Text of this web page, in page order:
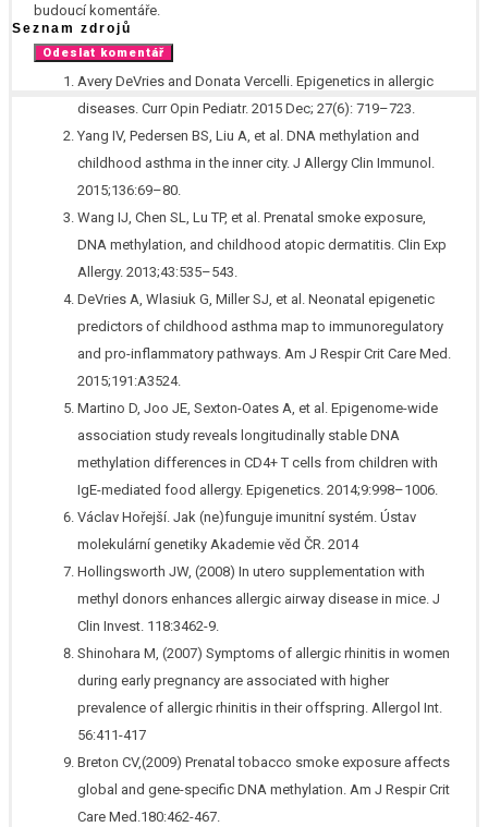
budoucí komentáře.
Seznam zdrojů
Avery DeVries and Donata Vercelli. Epigenetics in allergic
diseases. Curr Opin Pediatr. 2015 Dec; 27(6): 719–723.
Yang IV, Pedersen BS, Liu A, et al. DNA methylation and
childhood asthma in the inner city. J Allergy Clin Immunol.
2015;136:69–80.
Wang IJ, Chen SL, Lu TP, et al. Prenatal smoke exposure,
DNA methylation, and childhood atopic dermatitis. Clin Exp
Allergy. 2013;43:535–543.
DeVries A, Wlasiuk G, Miller SJ, et al. Neonatal epigenetic
predictors of childhood asthma map to immunoregulatory
and pro-inflammatory pathways. Am J Respir Crit Care Med.
2015;191:A3524.
Martino D, Joo JE, Sexton-Oates A, et al. Epigenome-wide
association study reveals longitudinally stable DNA
methylation differences in CD4+ T cells from children with
IgE-mediated food allergy. Epigenetics. 2014;9:998–1006.
Václav Hořejší. Jak (ne)funguje imunitní systém. Ústav
molekulární genetiky Akademie věd ČR. 2014
Hollingsworth JW, (2008) In utero supplementation with
methyl donors enhances allergic airway disease in mice. J
Clin Invest. 118:3462-9.
Shinohara M, (2007) Symptoms of allergic rhinitis in women
during early pregnancy are associated with higher
prevalence of allergic rhinitis in their offspring. Allergol Int.
56:411-417
Breton CV,(2009) Prenatal tobacco smoke exposure affects
global and gene-specific DNA methylation. Am J Respir Crit
Care Med.180:462-467.